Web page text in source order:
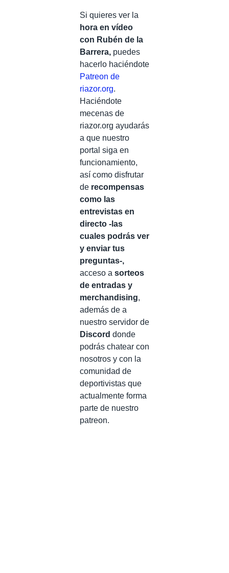
Si quieres ver la
hora en vídeo
con Rubén de la
Barrera, puedes
hacerlo haciéndote
Patreon de
riazor.org.
Haciéndote
mecenas de
riazor.org ayudarás
a que nuestro
portal siga en
funcionamiento,
así como disfrutar
de recompensas
como las
entrevistas en
directo -las
cuales podrás ver
y enviar tus
preguntas-,
acceso a sorteos
de entradas y
merchandising,
además de a
nuestro servidor de
Discord donde
podrás chatear con
nosotros y con la
comunidad de
deportivistas que
actualmente forma
parte de nuestro
patreon.